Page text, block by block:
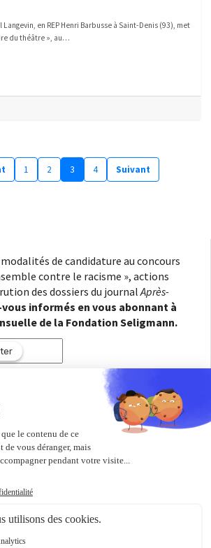
en REP Henri Barbusse à Saint-Denis (93), met
du théâtre », au…
1 2 3 4 Suivant
de candidature au concours
contre le racisme », actions
des dossiers du journalAprès-
vous informés en vous abonnant à
de la Fondation Seligmann.
adresse électronique, vous
l'infolettre de la Fondation
à notre
politique de
vous sera possible de vous
moment.
Seligmann